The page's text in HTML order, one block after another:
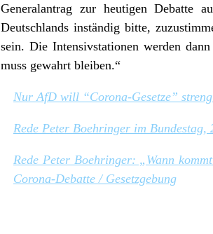
Generalantrag zur heutigen Debatte
Deutschlands inständig bitte,
sein. Die Intensivstationen werden
muss gewahrt bleiben.“
Nur AfD will “Corona-Gesetze”
Rede Peter Boehringer im
Rede Peter Boehringer: „Wann
Corona-Debatte / Gesetzgebung